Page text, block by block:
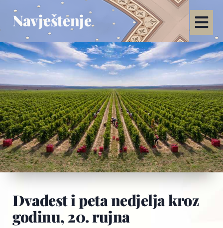
Navještenje
Dvadest i peta nedjelja kroz
godinu, 20. rujna